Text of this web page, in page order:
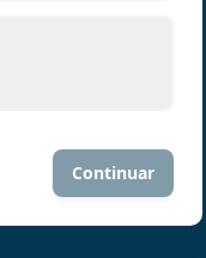
Continuar